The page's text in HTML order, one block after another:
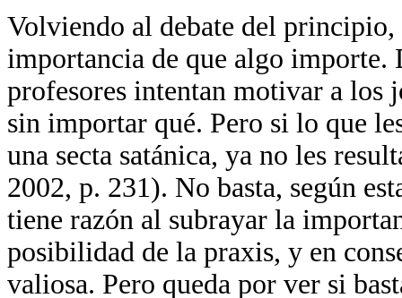
Volviendo al debate del
importancia de que algo
profesores intentan motivar a los
sin importar qué. Pero si lo que
una secta satánica, ya no les
2002, p. 231). No basta, según
tiene razón al subrayar la
posibilidad de la praxis, y en
valiosa. Pero queda por ver si